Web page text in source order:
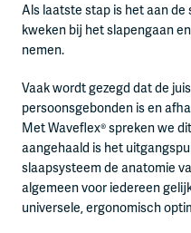
Als laatste stap is het aan
kweken bij het slapengaan
nemen.
Vaak wordt gezegd dat de
persoonsgebonden is en
Met Waveflex® spreken we
aangehaald is het
slaapsysteem de anatomie
algemeen voor iedereen
universele, ergonomisch